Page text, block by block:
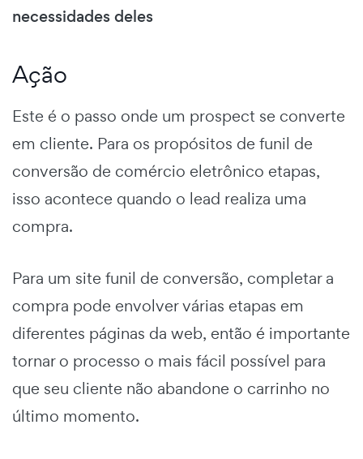
necessidades deles
Ação
Este é o passo onde um prospect se converte
em cliente. Para os propósitos de funil de
conversão de comércio eletrônico etapas,
isso acontece quando o lead realiza uma
compra.
Para um site funil de conversão, completar a
compra pode envolver várias etapas em
diferentes páginas da web, então é importante
tornar o processo o mais fácil possível para
que seu cliente não abandone o carrinho no
último momento.